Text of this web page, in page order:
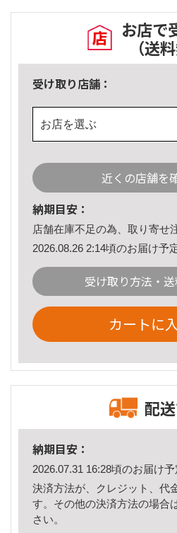
お店で
（送
受け取り店舗：
お店を選ぶ
近くの店舗を
納期目安：
店舗在庫不足の為、取り寄せ
2026.08.26 2:14頃のお届け予
受け取り方法・
カートに
配
納期目安：
2026.07.31 16:28頃のお届け予
決済方法が、クレジット、代
す。その他の決済方法の場合
さい。